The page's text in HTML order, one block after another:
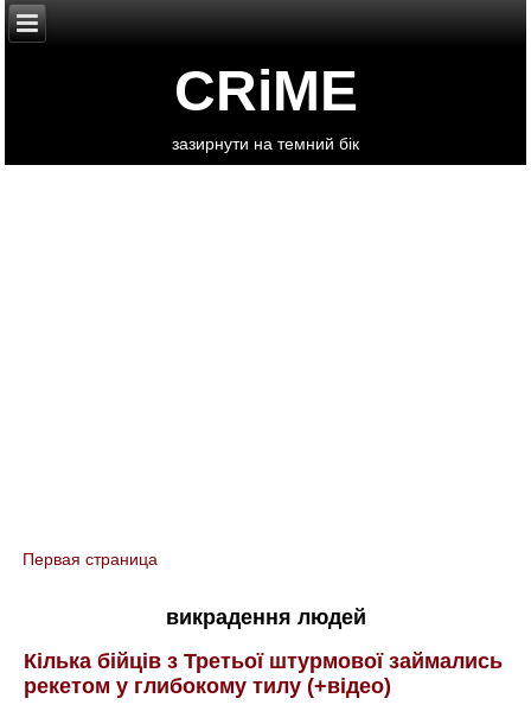
CRiME
зазирнути на темний бік
You are here
Первая страница
викрадення людей
Кілька бійців з Третьої штурмової займались
рекетом у глибокому тилу (+відео)